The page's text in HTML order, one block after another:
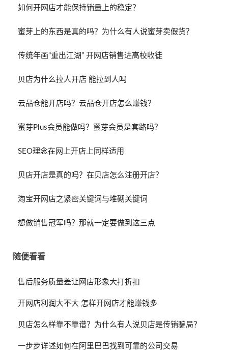
如何开网店才能保持销量上的稳定？
蜜芽上的东西是真的吗？为什么有人说蜜芽卖假货？
传统年画“重出江湖” 开网店销售进高校收徒
贝店为什么拉人开店 能拉到人吗
云品仓能开店吗？云品仓开店怎么赚钱？
蜜芽Plus会员能做吗？蜜芽会员是套路吗？
SEO理念在网上开店上同样适用
贝店开店是真的吗？在贝店怎么注册开店？
淘宝开网店之紧密关键词与堆砌关键词
想做销售冠军吗？那就一定要做到这三点
随便看看
售后服务质量差让网店形象大打折扣
开网店利润大不大 怎样开网店才能赚钱多
贝店怎么样靠不靠谱？为什么有人说贝店是传销骗局？
一步步详述如何在阿里巴巴找到可靠的公司交易